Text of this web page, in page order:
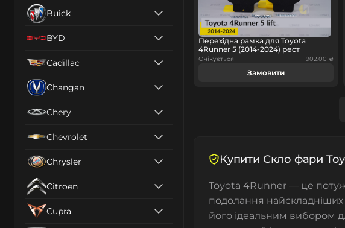
Buick
BYD
Cadillac
Changan
Chery
Chevrolet
Chrysler
Citroen
Cupra
Перехідна рамка для Toyota
4Runner 5 (2014-2024) рест
Очікується 902.00 ₴
Замовити
Купити Скло фари
Toyota 4Runner — це
подолання найскладніших
його ідеальним вибором